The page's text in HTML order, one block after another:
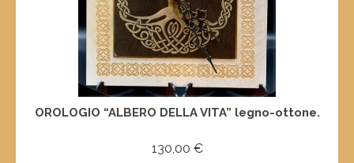
OROLOGIO “ALBERO DELLA VITA” legno-ottone.
130,00 €